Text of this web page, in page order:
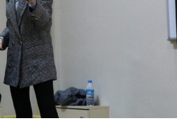
Genç İfade Gazetesi İletişim
Bölge Müdürü’ne